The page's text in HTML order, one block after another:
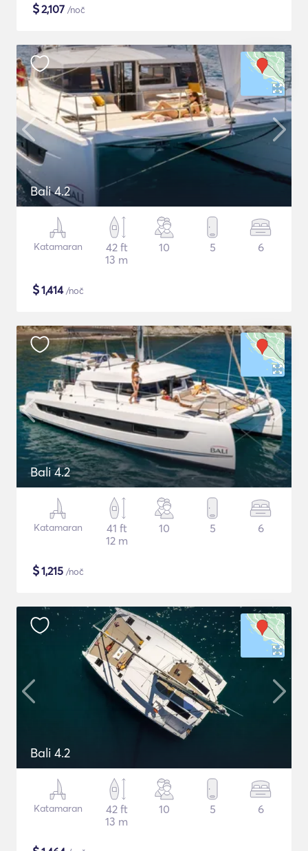
$2,107 /noč
Bali 4.2
Katamaran
42 ft
13 m
10 5 6
$1,414/noč
Bali 4.2
Katamaran
41 ft
12 m
10 5 6
$1,215 /noč
Bali 4.2
Katamaran
42 ft
13 m
10 5 6